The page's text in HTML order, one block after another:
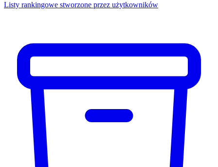
Listy rankingowe stworzone przez użytkowników